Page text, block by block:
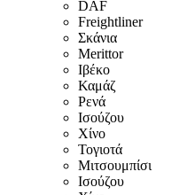
DAF
Freightliner
Σκάνια
Merittor
Ιβέκο
Καμάζ
Ρενά
Ισούζου
Χίνο
Τογιοτά
Μιτσουμπίσι
Ισούζου